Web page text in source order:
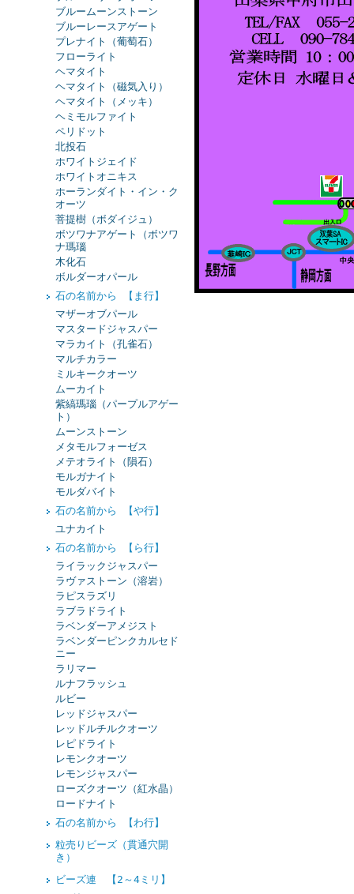
ブルームーンストーン
ブルーレースアゲート
プレナイト（葡萄石）
フローライト
ヘマタイト
ヘマタイト（磁気入り）
ヘマタイト（メッキ）
ヘミモルファイト
ペリドット
北投石
ホワイトジェイド
ホワイトオニキス
ホーランダイト・イン・ク
オーツ
菩提樹（ボダイジュ）
ボツワナアゲート（ボツワ
ナ瑪瑙
木化石
ボルダーオパール
石の名前から 【ま行】
マザーオブパール
マスタードジャスパー
マラカイト（孔雀石）
マルチカラー
ミルキークオーツ
ムーカイト
紫縞瑪瑙（パープルアゲー
ト）
ムーンストーン
メタモルフォーゼス
メテオライト（隕石）
モルガナイト
モルダバイト
石の名前から 【や行】
ユナカイト
石の名前から 【ら行】
ライラックジャスパー
ラヴァストーン（溶岩）
ラピスラズリ
ラブラドライト
ラベンダーアメジスト
ラベンダーピンクカルセド
ニー
ラリマー
ルナフラッシュ
ルビー
レッドジャスパー
レッドルチルクオーツ
レピドライト
レモンクオーツ
レモンジャスパー
ローズクオーツ（紅水晶）
ロードナイト
石の名前から 【わ行】
粒売りビーズ（貫通穴開
き）
ビーズ連 【2～4ミリ】